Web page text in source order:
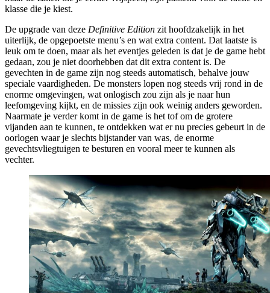
klasse die je kiest.
De upgrade van deze Definitive Edition zit hoofdzakelijk in het
uiterlijk, de opgepoetste menu’s en wat extra content. Dat laatste is
leuk om te doen, maar als het eventjes geleden is dat je de game hebt
gedaan, zou je niet doorhebben dat dit extra content is. De
gevechten in de game zijn nog steeds automatisch, behalve jouw
speciale vaardigheden. De monsters lopen nog steeds vrij rond in de
enorme omgevingen, wat onlogisch zou zijn als je naar hun
leefomgeving kijkt, en de missies zijn ook weinig anders geworden.
Naarmate je verder komt in de game is het tof om de grotere
vijanden aan te kunnen, te ontdekken wat er nu precies gebeurt in de
oorlogen waar je slechts bijstander van was, de enorme
gevechtsvliegtuigen te besturen en vooral meer te kunnen als
vechter.